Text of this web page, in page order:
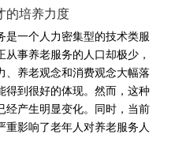
的培养力度
是一个人力密集型的技术类服
事养老服务的人口却极少，
、养老观念和消费观念大幅落
得到很好的体现。然而，这种
经产生明显变化。同时，当前
重影响了老年人对养老服务人